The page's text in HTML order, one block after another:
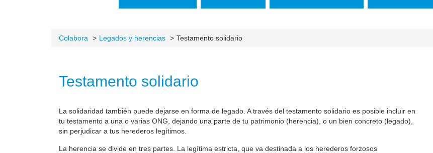
Colabora Legados y herencias Testamento solidario
Testamento solidario
La solidaridad también puede dejarse en forma de legado. A través del testamento solidario es posible incluir en
tu testamento a una o varias ONG, dejando una parte de tu patrimonio (herencia), o un bien concreto (legado),
sin perjudicar a tus herederos legítimos.
La herencia se divide en tres partes. La legítima estricta, que va destinada a los herederos forzosos